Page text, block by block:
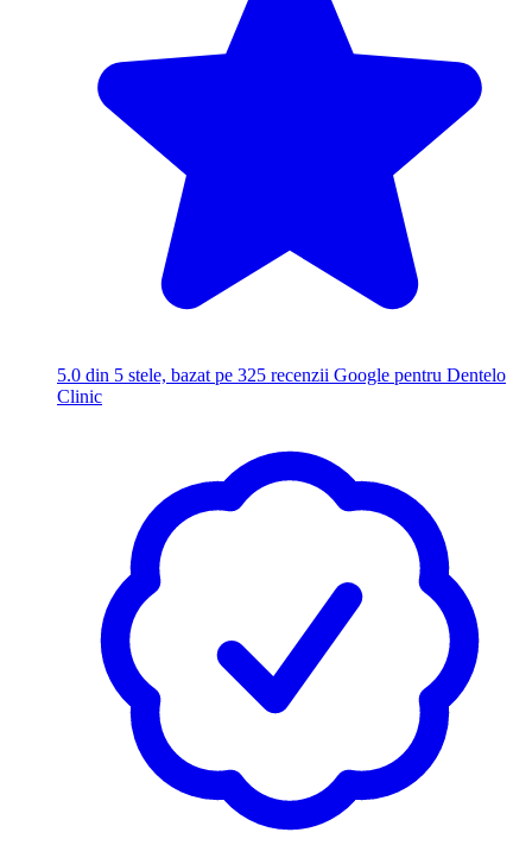
5.0 din 5 stele, bazat pe 325 recenzii Google pentru Dentelo
Clinic